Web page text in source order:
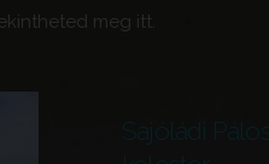
meg itt.
Sajóládi Pálos